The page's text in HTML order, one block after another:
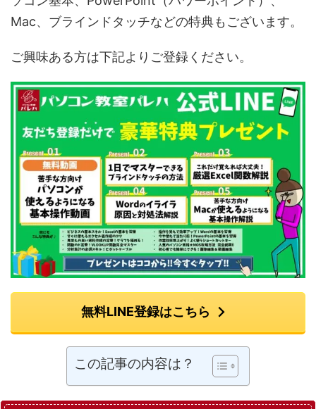
Mac、ブラインドタッチなどの特典もございます。
ご興味ある方は下記よりご登録ください。
無料LINE登録はこちら
この記事の内容は？